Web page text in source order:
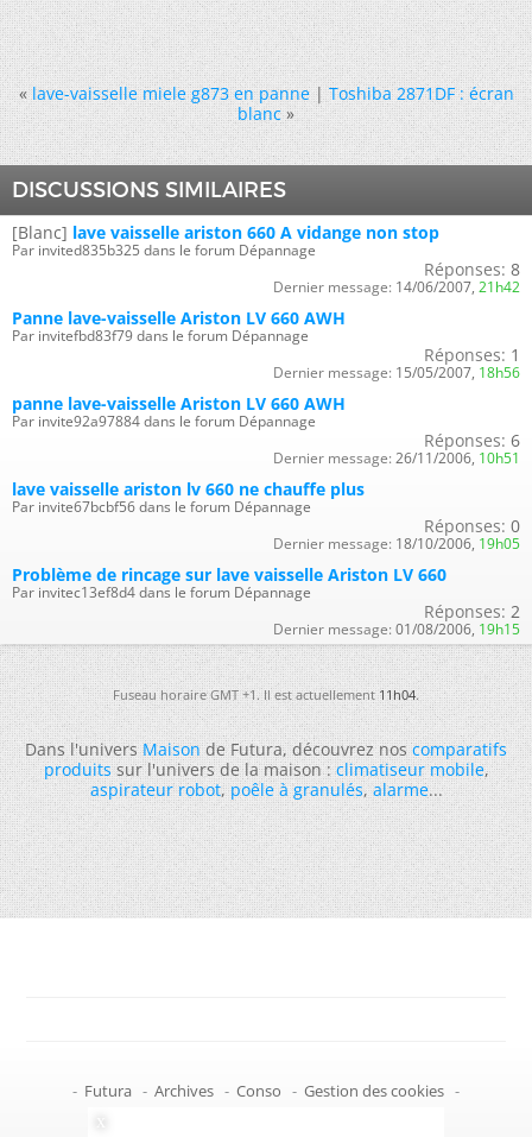
« lave-vaisselle miele g873 en panne|Toshiba 2871DF : écran
blanc »
DISCUSSIONS SIMILAIRES
[Blanc] lave vaisselle ariston 660 A vidange non stop
Par invited835b325 dans le forum Dépannage
Réponses: 8
Dernier message: 14/06/2007, 21h42
Panne lave-vaisselle Ariston LV 660 AWH
Par invitefbd83f79 dans le forum Dépannage
Réponses: 1
Dernier message: 15/05/2007, 18h56
panne lave-vaisselle Ariston LV 660 AWH
Par invite92a97884 dans le forum Dépannage
Réponses: 6
Dernier message: 26/11/2006, 10h51
lave vaisselle ariston lv 660 ne chauffe plus
Par invite67bcbf56 dans le forum Dépannage
Réponses: 0
Dernier message: 18/10/2006, 19h05
Problème de rincage sur lave vaisselle Ariston LV 660
Par invitec13ef8d4 dans le forum Dépannage
Réponses: 2
Dernier message: 01/08/2006, 19h15
Fuseau horaire GMT +1. Il est actuellement11h04.
Dans l'universMaisonde Futura, découvrez noscomparatifs
produitssur l'univers de la maison :climatiseur mobile,
aspirateur robot,poêle à granulés,alarme...
- Futura - Archives - Conso - Gestion des cookies -